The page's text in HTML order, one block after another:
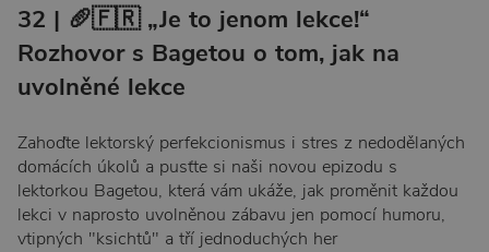
32 | 🥖🇫🇷 „Je to jenom lekce!“
Rozhovor s Bagetou o tom, jak na
uvolněné lekce
Zahoďte lektorský perfekcionismus i stres z nedodělaných
domácích úkolů a pusťte si naši novou epizodu s
lektorkou Bagetou, která vám ukáže, jak proměnit každou
lekci v naprosto uvolněnou zábavu jen pomocí humoru,
vtipných "ksichtů" a tří jednoduchých her